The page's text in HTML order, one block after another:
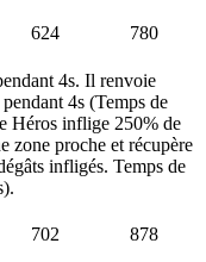
624 780
4s. Il renvoie
4s (Temps de
Héros inflige 250% de
zone proche et récupère
infligés. Temps de
702 878